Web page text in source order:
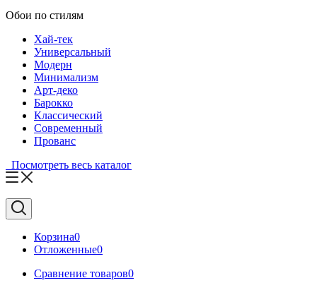
Обои по стилям
Хай-тек
Универсальный
Модерн
Минимализм
Арт-деко
Барокко
Классический
Современный
Прованс
Посмотреть весь каталог
Корзина0
Отложенные0
Сравнение товаров0